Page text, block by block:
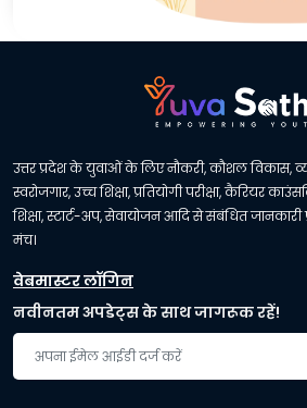
उत्तर प्रदेश के युवाओं के लिए नौकरी, कौशल विकास,
स्वरोजगार, उच्च शिक्षा, प्रतियोगी परीक्षा, कैरियर
शिक्षा, स्टार्ट-अप, सेवायोजन आदि से संबंधित
मंच।
वेबमास्टर लॉगिन
नवीनतम अपडेट्स के साथ जागरूक रहें!